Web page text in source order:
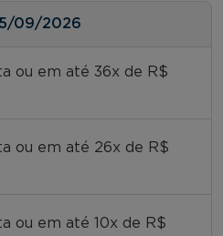
09/2026
ou em até 36x de R$
ou em até 26x de R$
ou em até 10x de R$